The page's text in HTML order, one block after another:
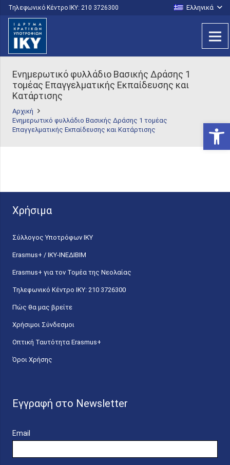
Τηλεφωνικό Κέντρο IKY: 210 3726300 Ελληνικά
Ενημερωτικό φυλλάδιο Βασικής Δράσης 1
τομέας Επαγγελματικής Εκπαίδευσης και
Κατάρτισης
Αρχική
Ενημερωτικό φυλλάδιο Βασικής Δράσης 1 τομέας
Επαγγελματικής Εκπαίδευσης και Κατάρτισης
Χρήσιμα
Σύλλογος Υποτρόφων ΙΚΥ
Erasmus+ / ΙΚΥ-ΙΝΕΔΙΒΙΜ
Erasmus+ για τον Τομέα της Νεολαίας
Τηλεφωνικό Κέντρο IKY: 210 3726300
Πώς θα μας βρείτε
Χρήσιμοι Σύνδεσμοι
Οπτική Ταυτότητα Erasmus+
Όροι Χρήσης
Εγγραφή στο Newsletter
Email